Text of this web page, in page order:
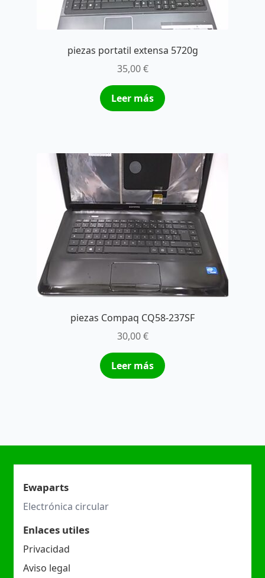
piezas portatil extensa 5720g
35,00€
Leer más
piezas Compaq CQ58-237SF
30,00€
Leer más
Ewaparts
Electrónica circular
Enlaces utiles
Privacidad
Aviso legal